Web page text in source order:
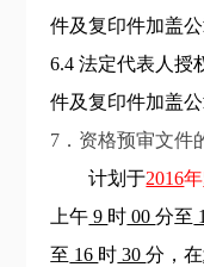
件及复印件加盖公
6.4 法定代表人授
件及复印件加盖
7．资格预审文件
计划于2016年
上午 9 时 00分至
至 16 时 30分，在